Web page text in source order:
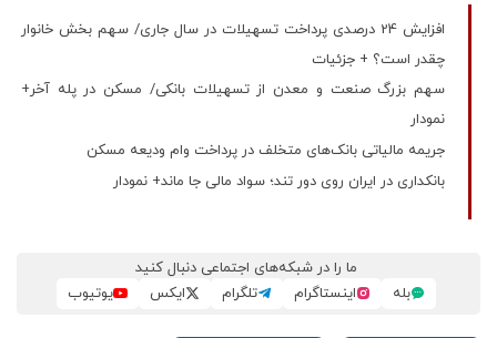
افزایش 24 درصدی پرداخت تسهیلات در سال جاری/ سهم بخش خانوار
چقدر است؟ + جزئیات
سهم بزرگ صنعت و معدن از تسهیلات بانکی/ مسکن در پله آخر+
نمودار
جریمه مالیاتی بانک‌های متخلف در پرداخت وام ودیعه مسکن
بانکداری در ایران روی دور تند؛ سواد مالی جا ماند+ نمودار
ما را در شبکه‌های اجتماعی دنبال کنید
بله
اینستاگرام تلگرام ایکس یوتیوب